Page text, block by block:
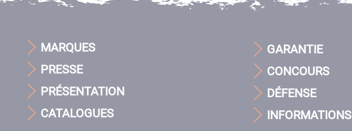
MARQUES
PRESSE
PRÉSENTATION
CATALOGUES
GARANTIE
CONCOURS
DÉFENSE
INFORMATIONS